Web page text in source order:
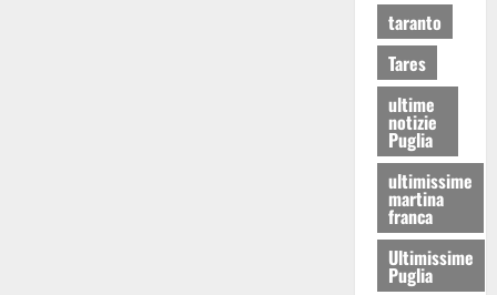
taranto
Tares
ultime
notizie
Puglia
ultimissime
martina
franca
Ultimissime
Puglia